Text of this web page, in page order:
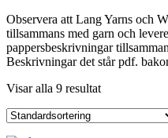
Observera att Lang Yarns och
tillsammans med garn och
pappersbeskrivningar
Beskrivningar det står pdf.
Visar alla 9 resultat